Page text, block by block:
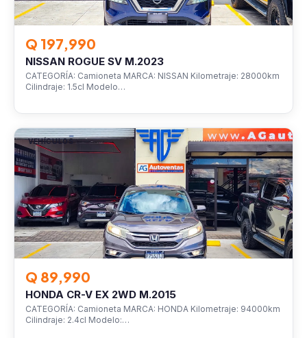
Q 197,990
NISSAN ROGUE SV M.2023
CATEGORÍA: Camioneta MARCA: NISSAN Kilometraje: 28000km
Cilindraje: 1.5cl Modelo…
VEHÍCULOS
Q 89,990
HONDA CR-V EX 2WD M.2015
CATEGORÍA: Camioneta MARCA: HONDA Kilometraje: 94000km
Cilindraje: 2.4cl Modelo:…